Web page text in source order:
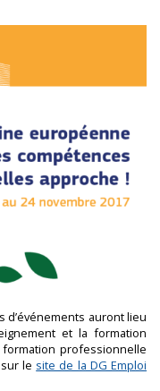
d’événements auront lieu
et la formation
professionnelle
le site de la DG Emploi